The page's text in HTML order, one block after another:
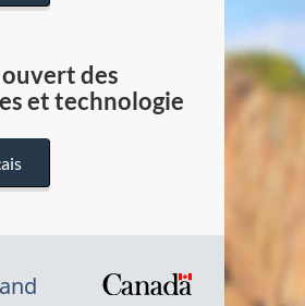
des
et technologie